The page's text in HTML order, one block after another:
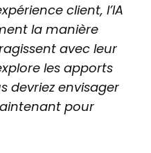
client, l’IA
la manière
avec leur
les apports
devriez envisager
pour